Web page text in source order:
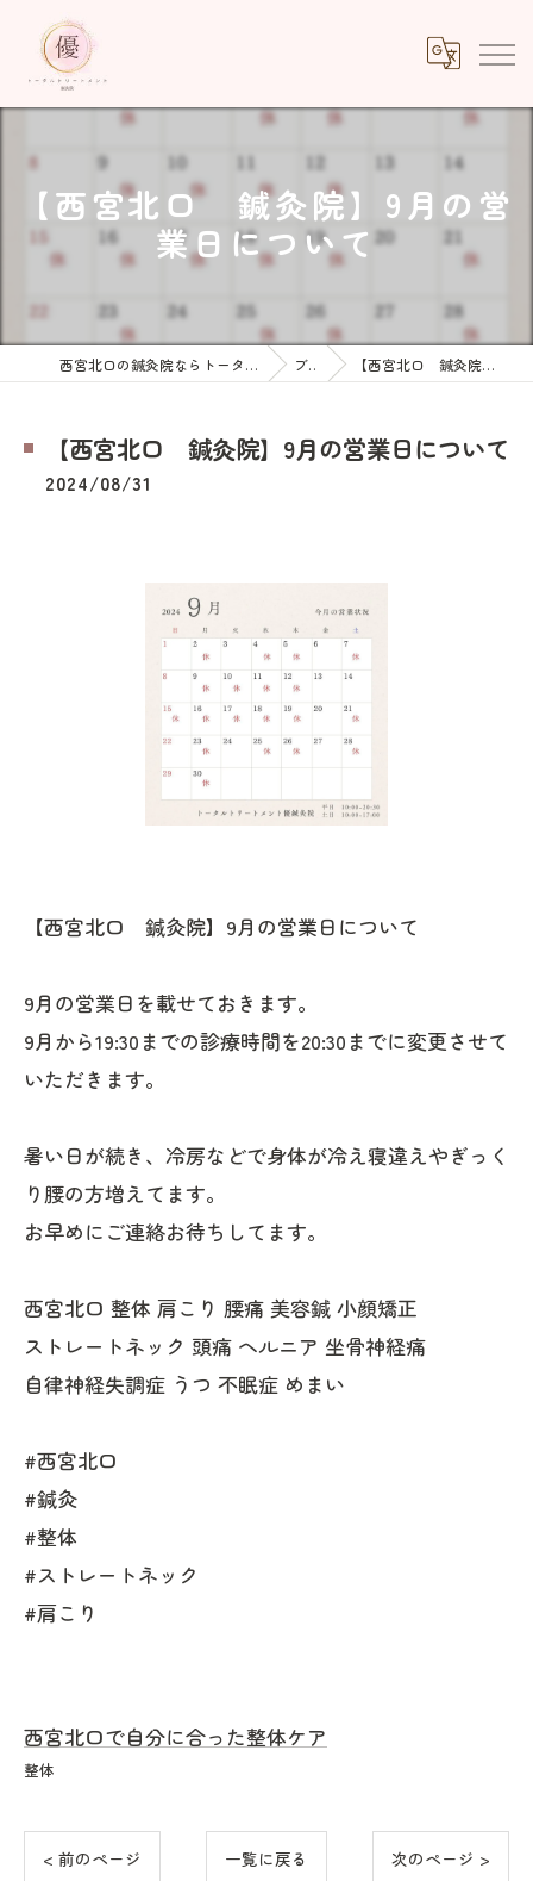
【西宮北口 鍼灸院】9月の営
業日について
西宮北口の鍼灸院ならトータルトリートメント優鍼灸院 ブログ 【西宮北口 鍼灸院】9月の営業日について
【西宮北口 鍼灸院】9月の営業日について
2024/08/31
【西宮北口 鍼灸院】9月の営業日について
9月の営業日を載せておきます。
9月から19:30までの診療時間を20:30までに変更させて
いただきます。
暑い日が続き、冷房などで身体が冷え寝違えやぎっく
り腰の方増えてます。
お早めにご連絡お待ちしてます。
西宮北口 整体 肩こり 腰痛 美容鍼 小顔矯正
ストレートネック 頭痛 ヘルニア 坐骨神経痛
自律神経失調症 うつ 不眠症 めまい
#西宮北口
#鍼灸
#整体
#ストレートネック
#肩こり
西宮北口で自分に合った整体ケア
整体
< 前のページ 一覧に戻る 次のページ >